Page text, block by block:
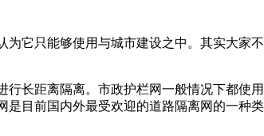
只能够使用与城市建设之中。其实大家
距离隔离。市政护栏网一般情况下都使
目前国内外最受欢迎的道路隔离网的一种类